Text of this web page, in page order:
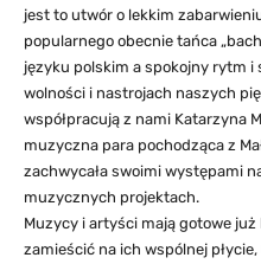
jest to utwór o lekkim
popularnego obecnie tańca
języku polskim a spokojny rytm i
wolności i nastrojach naszych
współpracują z nami Katarzyna
muzyczna para pochodząca z
zachwycała swoimi występami
muzycznych projektach.
Muzycy i artyści mają gotowe
zamieścić na ich wspólnej